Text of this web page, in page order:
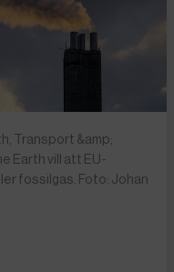
Transport &amp;
Earth vill att EU-
fossilgas. Foto: Johan